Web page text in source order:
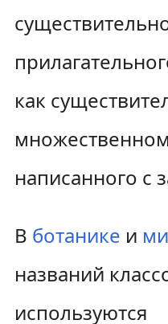
как
написанного с
В ботанике и
названий
используются